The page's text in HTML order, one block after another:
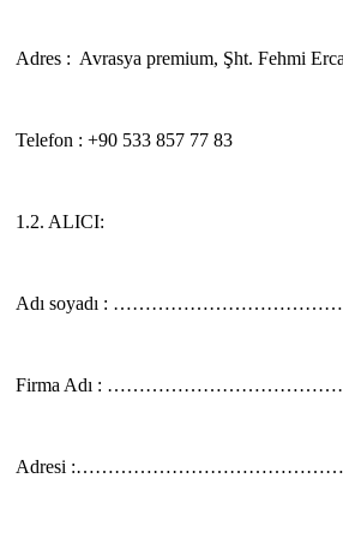
Adres : Avrasya premium, Şht. Fehmi
Telefon : +90 533 857 77 83
1.2. ALICI:
Adı soyadı :
Firma Adı :
Adresi :……………………………………